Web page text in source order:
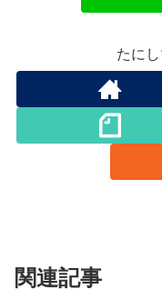
たに
関連記事